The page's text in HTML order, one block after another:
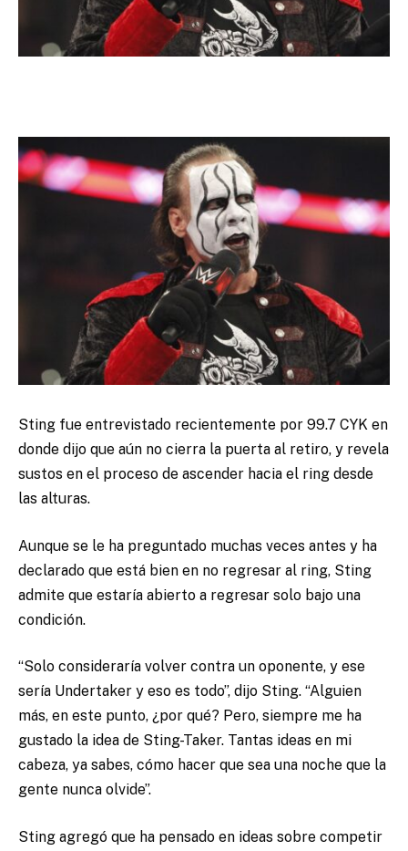
Sting fue entrevistado recientemente por 99.7 CYK en
donde dijo que aún no cierra la puerta al retiro, y revela
sustos en el proceso de ascender hacia el ring desde
las alturas.
Aunque se le ha preguntado muchas veces antes y ha
declarado que está bien en no regresar al ring, Sting
admite que estaría abierto a regresar solo bajo una
condición.
“Solo consideraría volver contra un oponente, y ese
sería Undertaker y eso es todo”, dijo Sting. “Alguien
más, en este punto, ¿por qué? Pero, siempre me ha
gustado la idea de Sting-Taker. Tantas ideas en mi
cabeza, ya sabes, cómo hacer que sea una noche que la
gente nunca olvide”.
Sting agregó que ha pensado en ideas sobre competir